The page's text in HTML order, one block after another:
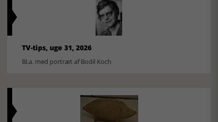
TV-tips, uge 31, 2026
Bl.a. med portræt af Bodil Koch